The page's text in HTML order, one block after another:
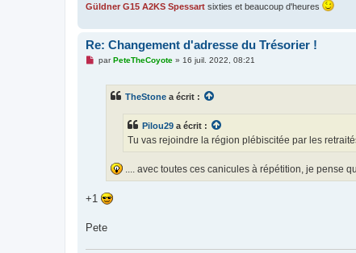
Güldner G15 A2KS Spessart sixties et beaucoup d'heures
Re: Changement d'adresse du Trésorier !
MparPeteTheCoyote» 16 juil. 2022, 08:21
TheStone a écrit :
Pilou29 a écrit :
Tu vas rejoindre la région plébiscitée par les
.... avec toutes ces canicules à répétition, je pense
+1
Pete